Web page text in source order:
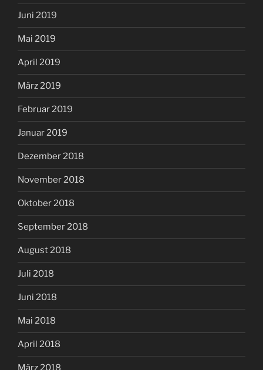
Juni 2019
Mai 2019
April 2019
März 2019
Februar 2019
Januar 2019
Dezember 2018
November 2018
Oktober 2018
September 2018
August 2018
Juli 2018
Juni 2018
Mai 2018
April 2018